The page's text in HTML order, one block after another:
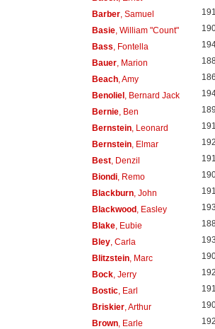
Barber, Samuel
Basie, William "Count"
Bass , Fontella
Bauer, Marion
Beach, Amy
Benoliel, Bernard Jack
Bernie, Ben
Bernstein, Leonard
Bernstein, Elmar
Best, Denzil
Biondi, Remo
Blackburn, John
Blackwood, Easley
Blake, Eubie
Bley, Carla
Blitzstein, Marc
Bock, Jerry
Bostic, Earl
Briskier, Arthur
Brown, Earle